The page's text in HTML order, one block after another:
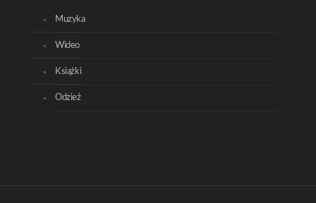
Muzyka
Wideo
Książki
Odzież